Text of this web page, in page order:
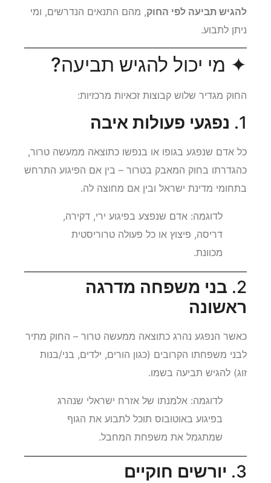
להגיש תביעה לפי החוק, מהם התנאים הנדרשים, ומי
ניתן לתבוע.
✦ מי יכול להגיש תביעה?
החוק מגדיר שלוש קבוצות זכאיות מרכזיות:
1. נפגעי פעולות איבה
כל אדם שנפגע בגופו או בנפשו כתוצאה ממעשה טרור,
כהגדרתו בחוק המאבק בטרור – בין אם הפיגוע התרחש
בתחומי מדינת ישראל ובין אם מחוצה לה.
לדוגמה: אדם שנפצע בפיגוע ירי, דקירה,
דריסה, פיצוץ או כל פעולה טרוריסטית
מכוונת.
2. בני משפחה מדרגה
ראשונה
כאשר הנפגע נהרג כתוצאה ממעשה טרור – החוק מתיר
לבני משפחתו הקרובים (כגון הורים, ילדים, בני/בנות
זוג) להגיש תביעה בשמו.
לדוגמה: אלמנתו של אזרח ישראלי שנהרג
בפיגוע באוטובוס תוכל לתבוע את הגוף
שמתגמל את משפחת המחבל.
3. יורשים חוקיים